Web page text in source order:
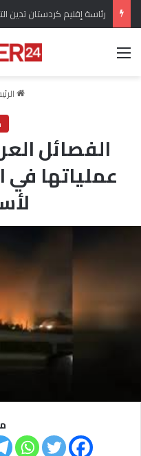
رئاسة إقليم كردستان تدين
القائمة
الفصائل
عملياتها في